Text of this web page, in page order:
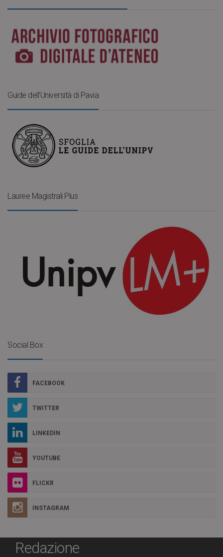
Guide dell’Università di Pavia
Lauree Magistrali Plus
Social Box
FACEBOOK
TWITTER
LINKEDIN
YOUTUBE
FLICKR
INSTAGRAM
Redazione